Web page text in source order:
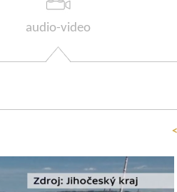
audio-video